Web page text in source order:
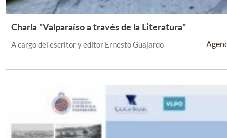
Leer Más +
Charla "Valparaíso a través de la Literatura"
A cargo del escritor y editor Ernesto Guajardo